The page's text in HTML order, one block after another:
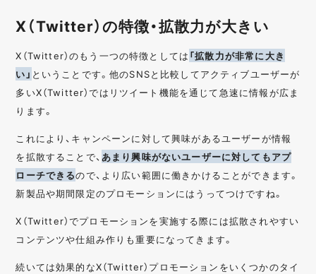
X（Twitter）の特徴・拡散力が大きい
X（Twitter）のもう一つの特徴としては 「拡散力が非常に大き
い」 ということです。他のSNSと比較してアクティブユーザーが
多いX（Twitter）ではリツイート機能を通じて急速に情報が広ま
ります。
これにより、キャンペーンに対して興味があるユーザーが情報
を拡散することで、 あまり興味がないユーザーに対してもアプ
ローチできるので、より広い範囲に働きかけることができます。
新製品や期間限定のプロモーションにはうってつけですね。
X（Twitter）でプロモーションを実施する際には拡散されやすい
コンテンツや仕組み作りも重要になってきます。
続いては効果的なX（Twitter）プロモーションをいくつかのタイ